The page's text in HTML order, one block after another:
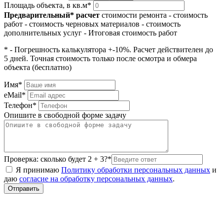
Площадь объекта, в кв.м*
Предварительный* расчет стоимости ремонта - стоимость
работ - стоимость черновых материалов - стоимость
дополнительных услуг - Итоговая стоимость работ
* - Погрешность калькулятора +-10%. Расчет действителен до
5 дней. Точная стоимость только после осмотра и обмера
объекта (бесплатно)
Имя*
eMail*
Телефон*
Опишите в свободной форме задачу
Проверка: сколько будет 2 + 3?*
Я принимаю Политику обработки персональных данных и
даю согласие на обработку персональных данных.